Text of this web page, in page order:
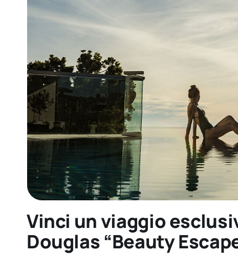
Vinci un viaggio
Douglas “Beauty